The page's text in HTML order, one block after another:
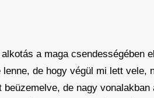
a maga csendességében
de hogy végül mi lett vele,
de nagy